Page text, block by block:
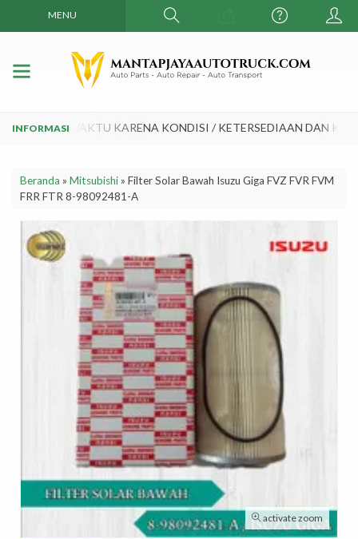
MENU
- WAKTU KARENA KONDISI / KETERSEDIAAN DAN
Beranda » Mitsubishi» Filter Solar Bawah Isuzu Giga FVZ FVR FVM
FRR FTR 8-98092481-A
activate zoom